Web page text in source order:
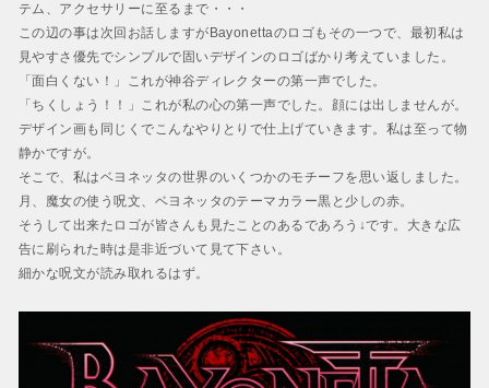
テム、アクセサリーに至るまで・・・
この辺の事は次回お話しますがBayonettaのロゴもその一つで、最初私は
見やすさ優先でシンプルで固いデザインのロゴばかり考えていました。
「面白くない！」これが神谷ディレクターの第一声でした。
「ちくしょう！！」これが私の心の第一声でした。顔には出しませんが。
デザイン画も同じくでこんなやりとりで仕上げていきます。私は至って物
静かですが。
そこで、私はベヨネッタの世界のいくつかのモチーフを思い返しました。
月、魔女の使う呪文、ベヨネッタのテーマカラー黒と少しの赤。
そうして出来たロゴが皆さんも見たことのあるであろう↓です。大きな広
告に刷られた時は是非近づいて見て下さい。
細かな呪文が読み取れるはず。